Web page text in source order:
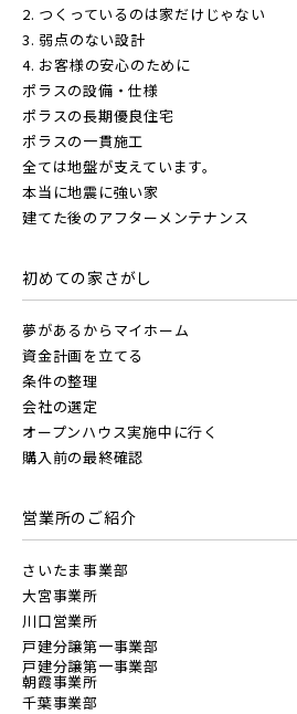
2. つくっているのは家だけじゃない
3. 弱点のない設計
4. お客様の安心のために
ポラスの設備・仕様
ポラスの長期優良住宅
ポラスの一貫施工
全ては地盤が支えています。
本当に地震に強い家
建てた後のアフターメンテナンス
初めての家さがし
夢があるからマイホーム
資金計画を立てる
条件の整理
会社の選定
オープンハウス実施中に行く
購入前の最終確認
営業所のご紹介
さいたま事業部
大宮事業所
川口営業所
戸建分譲第一事業部
戸建分譲第一事業部
朝霞事業所
千葉事業部